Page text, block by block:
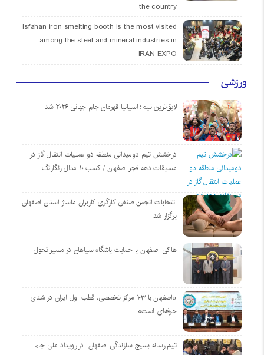
the country
Isfahan iron smelting booth is the most visited
among the steel and mineral industries in
IRAN EXPO
ورزشی
لایق‌ترین تیم؛ اسپانیا قهرمان جام جهانی ۲۰۲۶ شد
درخشش تیم دومیدانی منطقه دو عملیات انتقال گاز در
مسابقات دهه فجر اصفهان / کسب ۱۰ مدال رنگارنگ
انتخابات انجمن صنفی کارگری کاربران ماساژ استان اصفهان
برگزار شد
هاکی اصفهان با حمایت باشگاه سپاهان در مسیر تحول
«اصفهان با ۱۰۳ مرکز تخصصی، قطب اول ایران در شنای
حرفه‌ای است»
تیم رسانه بسیج سازندگی اصفهان در رویداد ملی جام